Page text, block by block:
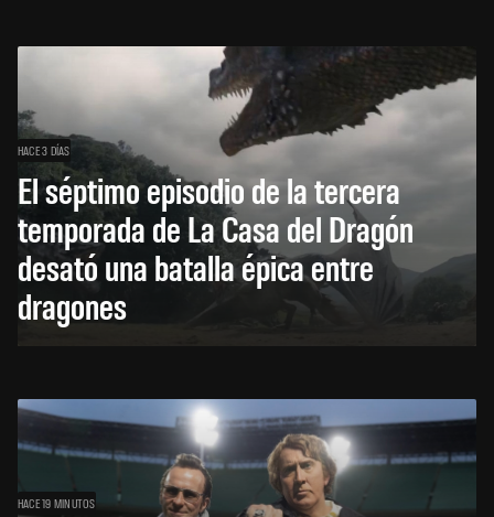
HACE 3 DÍAS
El séptimo episodio de la tercera
temporada de La Casa del Dragón
desató una batalla épica entre
dragones
HACE 19 MINUTOS